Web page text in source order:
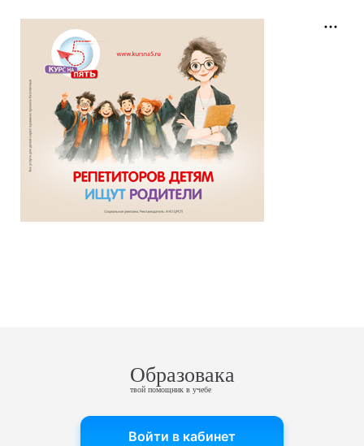
Образовака
твой помощник в учебе
Войти в кабинет